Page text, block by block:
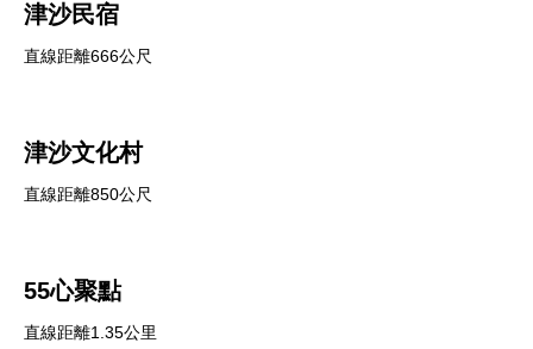
津沙民宿
直線距離666公尺
津沙文化村
直線距離850公尺
55心聚點
直線距離1.35公里